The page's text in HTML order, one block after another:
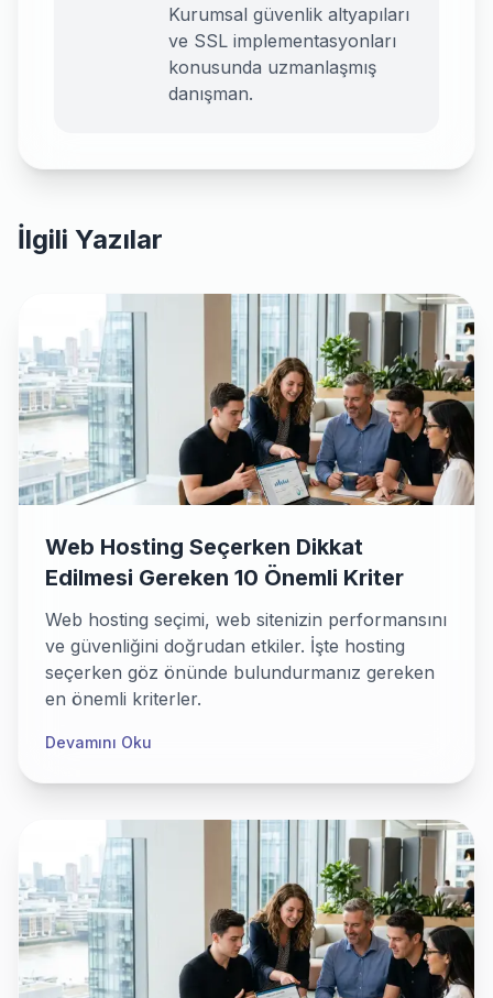
Kurumsal güvenlik altyapıları
ve SSL implementasyonları
konusunda uzmanlaşmış
danışman.
İlgili Yazılar
Web Hosting Seçerken Dikkat
Edilmesi Gereken 10 Önemli Kriter
Web hosting seçimi, web sitenizin performansını
ve güvenliğini doğrudan etkiler. İşte hosting
seçerken göz önünde bulundurmanız gereken
en önemli kriterler.
Devamını Oku